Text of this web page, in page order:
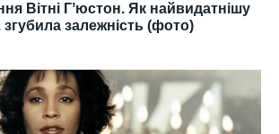
Вітні Гʼюстон. Як найвидатнішу
згубила залежність (фото)